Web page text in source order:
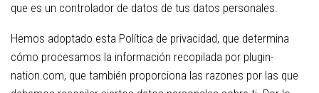
que es un controlador de datos de tus datos personales.
Hemos adoptado esta Política de privacidad, que determina
cómo procesamos la información recopilada por plugin-
nation.com, que también proporciona las razones por las que